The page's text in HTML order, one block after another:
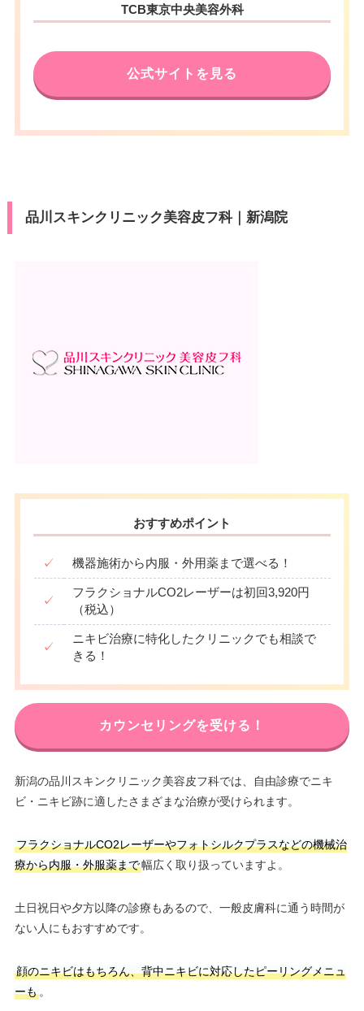
TCB東京中央美容外科
公式サイトを見る
品川スキンクリニック美容皮フ科｜新潟院
おすすめポイント
✓ 機器施術から内服・外用薬まで選べる！
✓
フラクショナルCO2レーザーは初回3,920円
（税込）
✓
ニキビ治療に特化したクリニックでも相談で
きる！
カウンセリングを受ける！
新潟の品川スキンクリニック美容皮フ科では、自由診療でニキ
ビ・ニキビ跡に適したさまざまな治療が受けられます。
フラクショナルCO2レーザーやフォトシルクプラスなどの機械治
療から内服・外服薬まで幅広く取り扱っていますよ。
土日祝日や夕方以降の診療もあるので、一般皮膚科に通う時間が
ない人にもおすすめです。
顔のニキビはもちろん、背中ニキビに対応したピーリングメニュ
ーも。